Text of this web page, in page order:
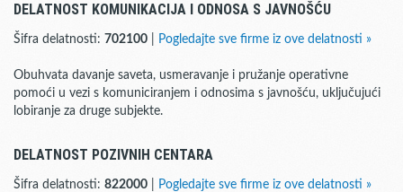
DELATNOST KOMUNIKACIJA I ODNOSA S JAVNOŠĆU
Šifra delatnosti: 702100 Pogledajte sve firme iz ove delatnosti »
Obuhvata davanje saveta, usmeravanje i pružanje operativne
pomoći u vezi s komuniciranjem i odnosima s javnošću, uključujući
lobiranje za druge subjekte.
DELATNOST POZIVNIH CENTARA
Šifra delatnosti: 822000 Pogledajte sve firme iz ove delatnosti »